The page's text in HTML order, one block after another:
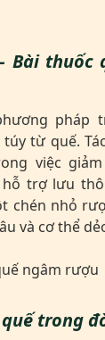
Bài thuốc
pháp
từ quế.
việc
trợ lưu
chén nhỏ
và cơ thể
trong